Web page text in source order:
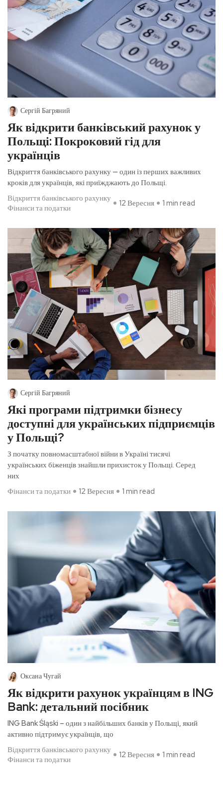
Сергій Багряний
Як відкрити банківський рахунок у
Польщі: Покроковий гід для
українців
Відкриття банківського рахунку — один із перших важливих
кроків для українців, які приїжджають до Польщі.
Відкриття банківського рахунку
Фінанси та податки
12 Вересня 1 min read
Сергій Багряний
Які програми підтримки бізнесу
доступні для українських підприємців
у Польщі?
З початку повномасштабної війни в Україні тисячі
українських біженців знайшли прихисток у Польщі. Серед
них
Фінанси та податки
12 Вересня 1 min read
Оксана Чугай
Як відкрити рахунок українцям в ING
Bank: детальний посібник
ING Bank Śląski – один з найбільших банків у Польщі, який
активно підтримує українців, що
Відкриття банківського рахунку
Фінанси та податки
12 Вересня 1 min read